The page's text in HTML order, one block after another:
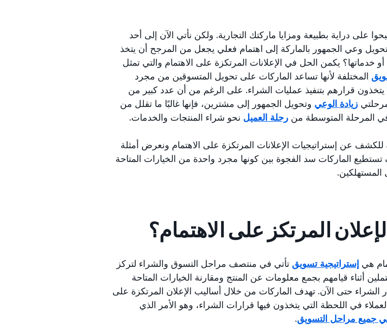
على دراية بطبيعة ومزايا ماركتك التجارية. ولكن نأتي الآن إلى أحد
وعي الجمهور بالماركة إلى اهتمام فعلي يجعل من المرجح أن يتخذ
خدماتها؟ يكمن الحل في الإعلانات المرتكزة على الاهتمام والتي تمثل
المختلفة لأنها تساعد الماركات على تحويل المتسوقين من مجرد
قرارهم بتنفيذ عمليات الشراء. على الرغم من أن عدد كبير من
زيادة الوعي وتحويل الجمهور إلى مشترين، فإنها غالبًا ما تقلل من
في المرحلة المتوسطة من رحلة العميل نحو شراء المنتجات والخدمات.
عن إستراتيجيات الإعلانات المرتكزة على الاهتمام ونعرض أمثلة
الماركات سد الفجوة بين كونها مجرد واحدة من الخيارات المتاحة
المرتكز على الاهتمام؟
هي إستراتيجية تسويق تأتي في منتصف مراحل التسوق والشراء لتركز
أثناء قيامهم بجمع معلومات عن المنتج ومقارنة الخيارات المتاحة
الشراء حتى الآن. تهدف الماركات من خلال أساليب الإعلان المرتكزة على
في اللحظة التي يتخذون فيها قرارات الشراء، وهو الأمر الذي
جميع مراحل التسويق.